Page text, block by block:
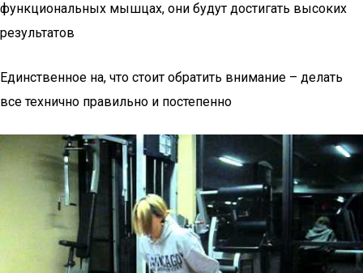
функциональных мышцах, они будут достигать высоких
результатов
Единственное на, что стоит обратить внимание – делать
все технично правильно и постепенно